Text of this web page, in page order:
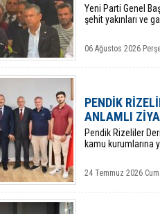
​Yeni Parti Genel
şehit yakınları ve
06 Ağustos 2026
PENDİK
ANLAMLI
Pendik Rizeliler
kamu kurumlarına
24 Temmuz 2026